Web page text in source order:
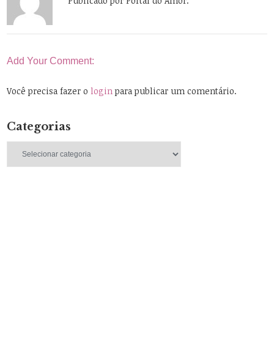
Add Your Comment:
Você precisa fazer ologinpara publicar um comentário.
Categorias